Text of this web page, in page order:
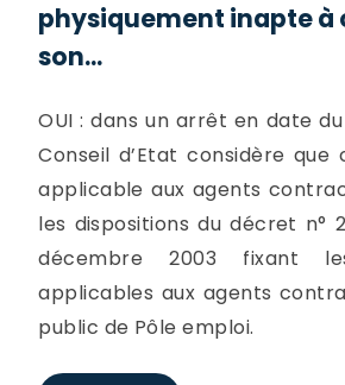
physiquement inapte à
son...
OUI : dans un arrêt en date du
Conseil d’Etat considère
applicable aux agents
les dispositions du décret n°
décembre 2003 fixant
applicables aux agents
public de Pôle emploi.